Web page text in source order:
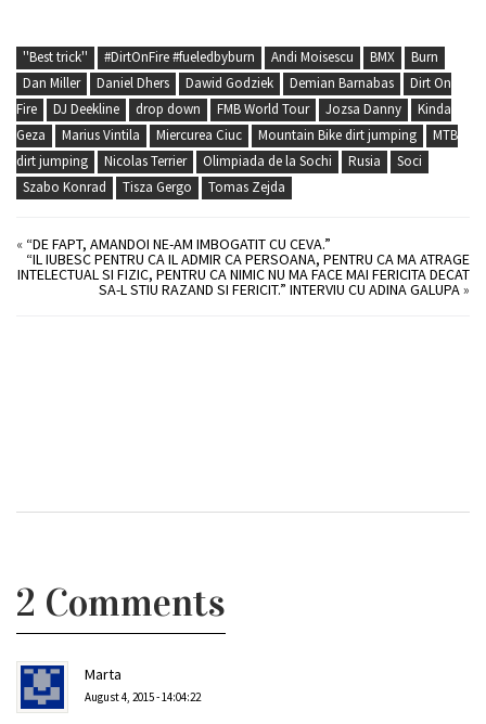
''Best trick'' #DirtOnFire #fueledbyburn Andi Moisescu BMX
Burn
Dan Miller
Daniel Dhers Dawid Godziek Demian Barnabas
Dirt On
Fire
DJ Deekline drop down FMB World Tour Jozsa Danny
Kinda
Geza
Marius Vintila Miercurea Ciuc Mountain Bike dirt jumping
MTB
dirt jumping
Nicolas Terrier Olimpiada de la Sochi Rusia
Soci
Szabo Konrad
Tisza Gergo Tomas Zejda
« “DE FAPT, AMANDOI NE-AM IMBOGATIT CU CEVA.”
“IL IUBESC PENTRU CA IL ADMIR CA PERSOANA, PENTRU CA MA ATRAGE
INTELECTUAL SI FIZIC, PENTRU CA NIMIC NU MA FACE MAI FERICITA DECAT
SA-L STIU RAZAND SI FERICIT.” INTERVIU CU ADINA GALUPA»
2 Comments
Marta
August 4, 2015 - 14:04:22